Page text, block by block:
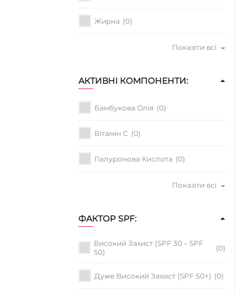
Жирна (0)
Показіти всі
АКТИВНІ КОМПОНЕНТИ:
Бамбукова Олія (0)
Вітамін C (0)
Гіалуронова Кислота (0)
Показіти всі
ФАКТОР SPF:
Високий Захист (SPF 30 – SPF
50)
(0)
Дуже Високий Захист (SPF 50+) (0)